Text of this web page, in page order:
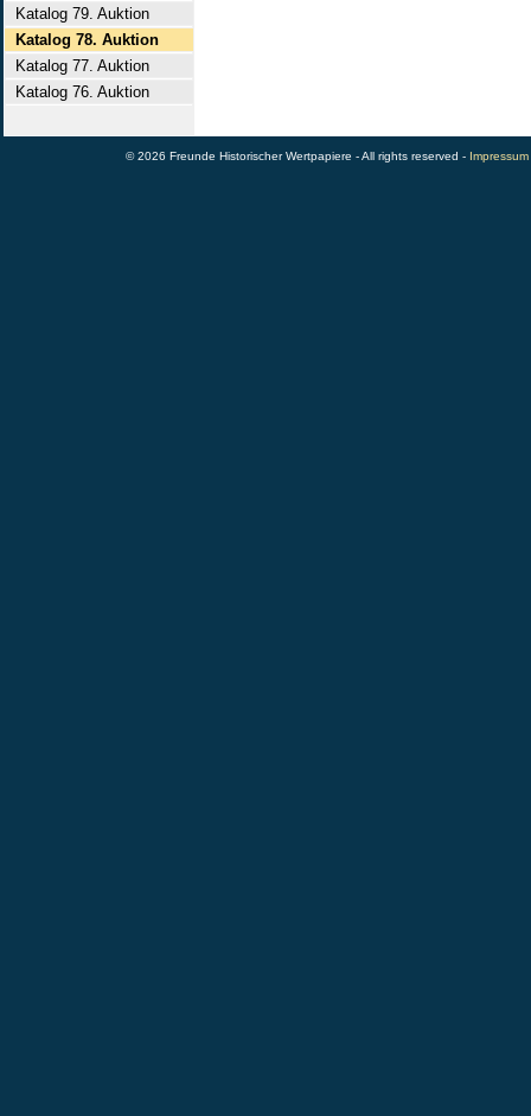
Katalog 79. Auktion
Katalog 78. Auktion
Katalog 77. Auktion
Katalog 76. Auktion
© 2026 Freunde Historischer Wertpapiere - All rights reserved - Impressum